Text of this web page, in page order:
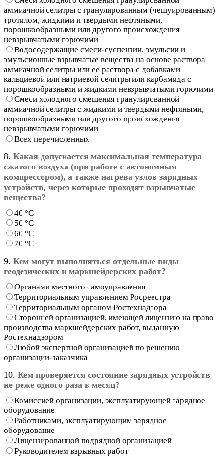
аммиачной селитры с гранулированным (чешуированным)
тротилом, жидкими и твердыми нефтяными,
порошкообразными или другого происхождения
невзрывчатыми горючими
Водосодержащие смеси-суспензии, эмульсии и
эмульсионные взрывчатые вещества на основе раствора
аммиачной селитры или ее раствора с добавками
кальциевой или натриевой селитры или карбамида с
порошкообразными и жидкими невзрывчатыми горючими
Смеси холодного смешения гранулированной
аммиачной селитры с жидкими и твердыми нефтяными,
порошкообразными или другого происхождения
невзрывчатыми горючими
Всех перечисленных
8. Какая допускается максимальная температура
сжатого воздуха (при работе с автономным
компрессором), а также нагрева узлов зарядных
устройств, через которые проходят взрывчатые
вещества?
40 °C
50 °С
60 °С
70 °С
9. Кем могут выполняться отдельные виды
геодезических и маркшейдерских работ?
Органами местного самоуправления
Территориальным управлением Росреестра
Территориальным органом Ростехнадзора
Сторонней организацией, имеющей лицензию на право
производства маркшейдерских работ, выданную
Ростехнадзором
Любой экспертной организацией по решению
организации-заказчика
10. Кем проверяется состояние зарядных устройств
не реже одного раза в месяц?
Комиссией организации, эксплуатирующей зарядное
оборудование
Работниками, эксплуатирующим зарядное
оборудование
Лицензированной подрядной организацией
Руководителем взрывных работ